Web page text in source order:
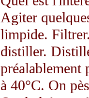
Agiter
limpide.
distiller.
préalablement
à 40°C. On